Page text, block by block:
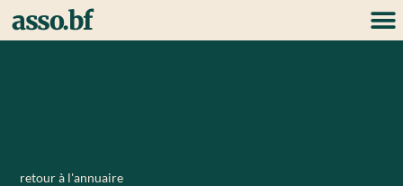
asso.bf
retour à l'annuaire